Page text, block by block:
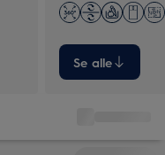
Se alle